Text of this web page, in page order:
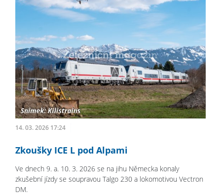
14. 03. 2026 17:24
Zkoušky ICE L pod Alpami
Ve dnech 9. a. 10. 3. 2026 se na jihu Německa konaly
zkušební jízdy se soupravou Talgo 230 a lokomotivou Vectron
DM.